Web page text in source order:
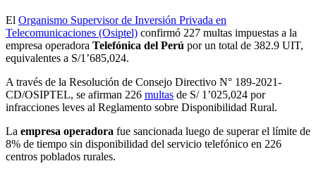
El Organismo Supervisor de Inversión Privada en
Telecomunicaciones (Osiptel) confirmó 227 multas impuestas a la
empresa operadora Telefónica del Perú por un total de 382.9 UIT,
equivalentes a S/1’685,024.
A través de la Resolución de Consejo Directivo N° 189-2021-
CD/OSIPTEL, se afirman 226 multas de S/ 1’025,024 por
infracciones leves al Reglamento sobre Disponibilidad Rural.
La empresa operadora fue sancionada luego de superar el límite de
8% de tiempo sin disponibilidad del servicio telefónico en 226
centros poblados rurales.